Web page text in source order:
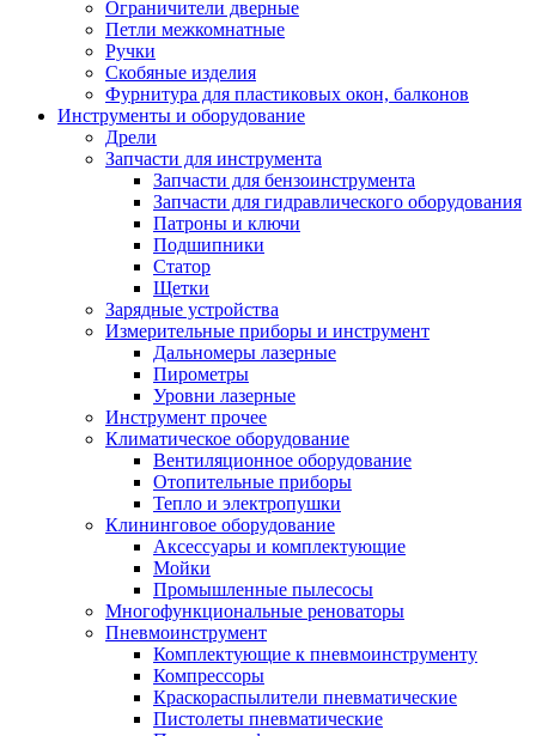
Ограничители дверные
Петли межкомнатные
Ручки
Скобяные изделия
Фурнитура для пластиковых окон, балконов
Инструменты и оборудование
Дрели
Запчасти для инструмента
Запчасти для бензоинструмента
Запчасти для гидравлического оборудования
Патроны и ключи
Подшипники
Статор
Щетки
Зарядные устройства
Измерительные приборы и инструмент
Дальномеры лазерные
Пирометры
Уровни лазерные
Инструмент прочее
Климатическое оборудование
Вентиляционное оборудование
Отопительные приборы
Тепло и электропушки
Клининговое оборудование
Аксессуары и комплектующие
Мойки
Промышленные пылесосы
Многофункциональные реноваторы
Пневмоинструмент
Комплектующие к пневмоинструменту
Компрессоры
Краскораспылители пневматические
Пистолеты пневматические